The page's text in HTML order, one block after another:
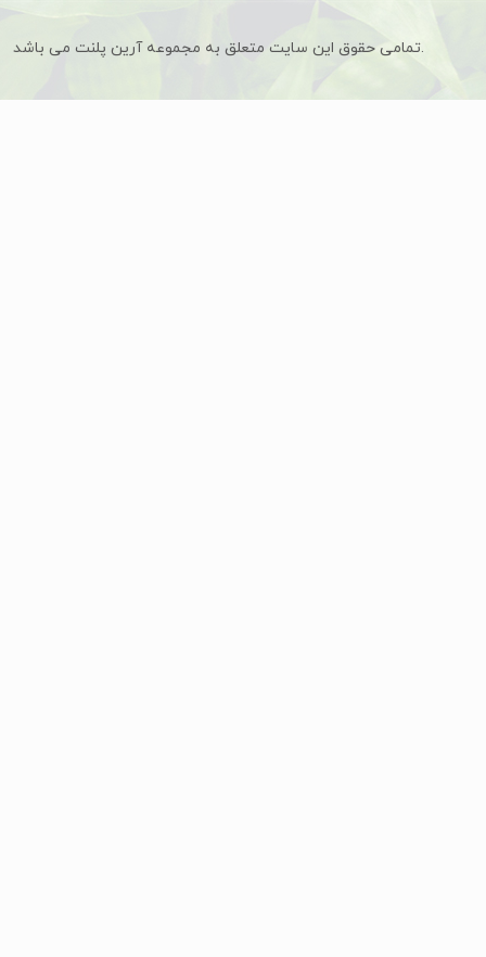
تمامی حقوق این سایت متعلق به مجموعه آرین پلنت می باشد.